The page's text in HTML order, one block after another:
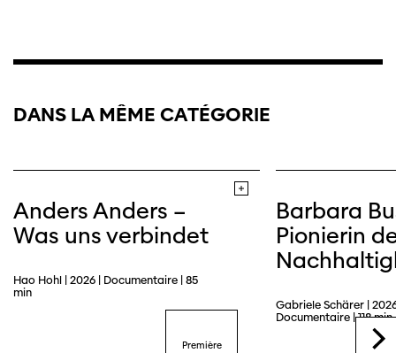
DANS LA MÊME CATÉGORIE
Anders Anders –
Was uns verbindet
Hao Hohl | 2026 | Documentaire | 85
min
Première
Barbara
Pionierin
Gabriele Schärer |
Documentaire | 118 min